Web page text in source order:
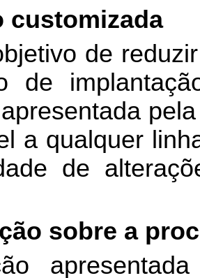
customizada
de
de
a qualquer
de
sobre a